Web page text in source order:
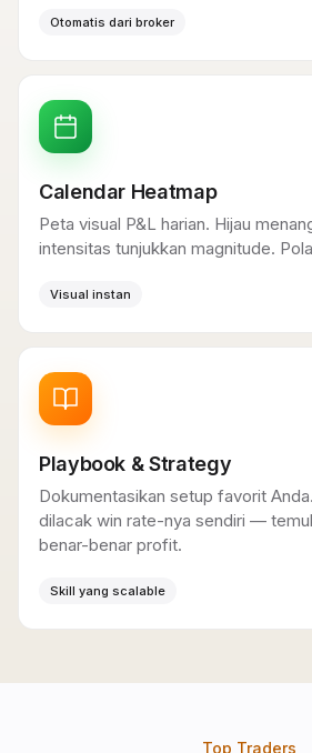
Otomatis dari broker
Calendar Heatmap
Peta visual P&L harian. Hijau
intensitas tunjukkan magnitude.
Visual instan
Playbook & Strategy
Dokumentasikan setup favorit
dilacak win rate-nya sendiri —
benar-benar profit.
Skill yang scalable
Top Traders